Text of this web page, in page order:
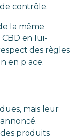
contrôle.
la même
CBD en lui-
des règles
en place.
mais leur
produits